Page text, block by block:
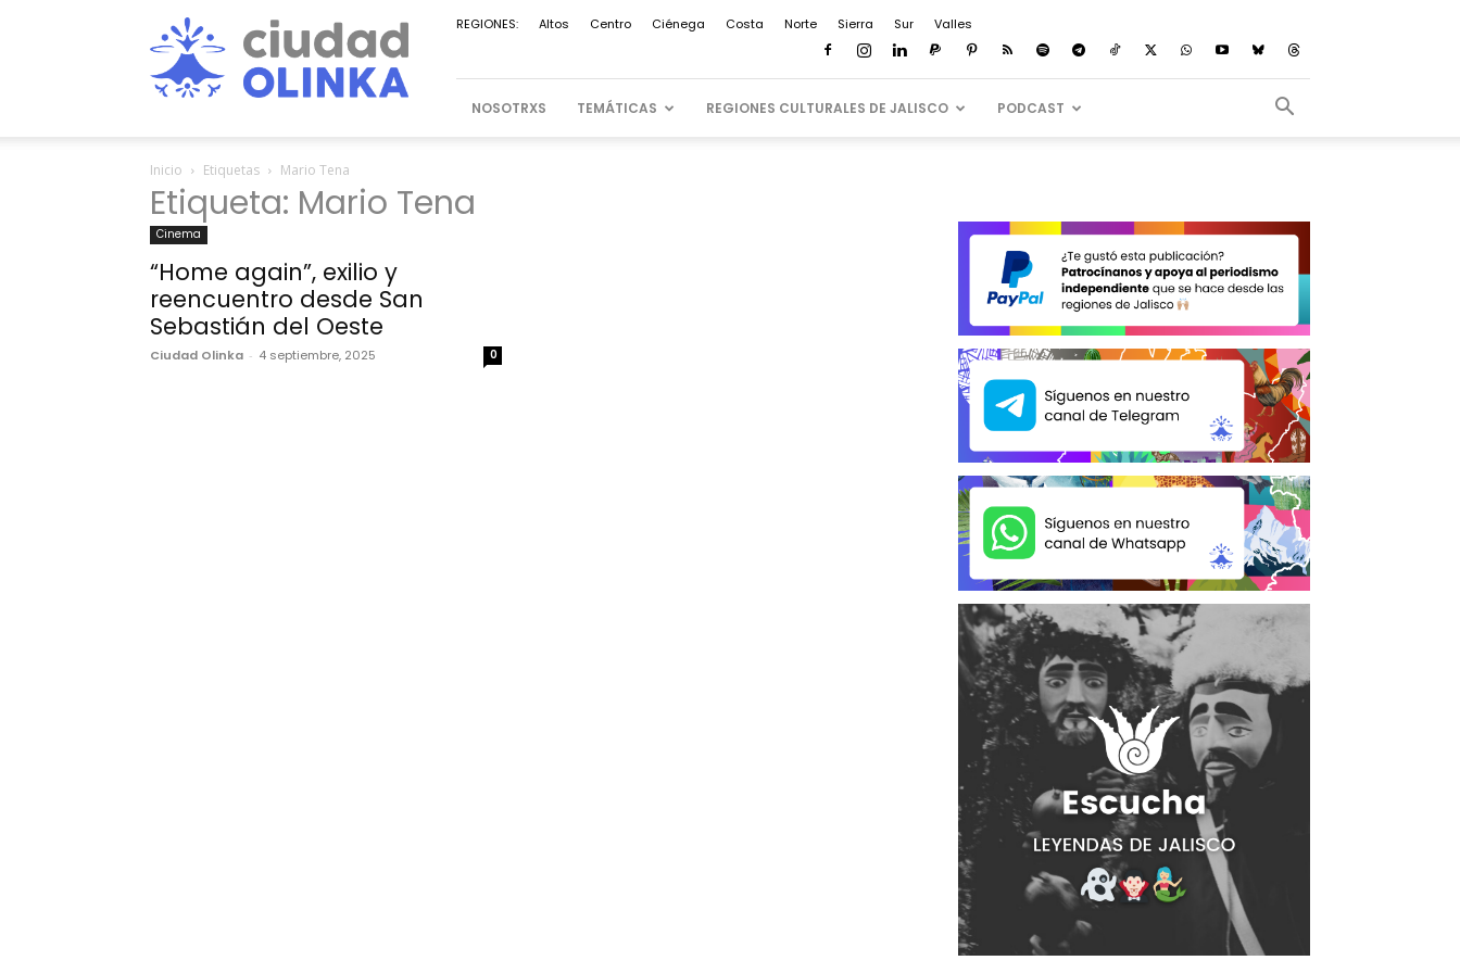
Ciudad
Olinka
REGIONES: Altos Centro Ciénega Costa Norte Sierra Sur Valles
NOSOTRXS TEMÁTICAS REGIONES CULTURALES DE JALISCO PODCAST
Inicio Etiquetas Mario Tena
Etiqueta: Mario Tena
Cinema
“Home again”, exilio y
reencuentro desde San
Sebastián del Oeste
Ciudad Olinka - 4 septiembre, 2025 0